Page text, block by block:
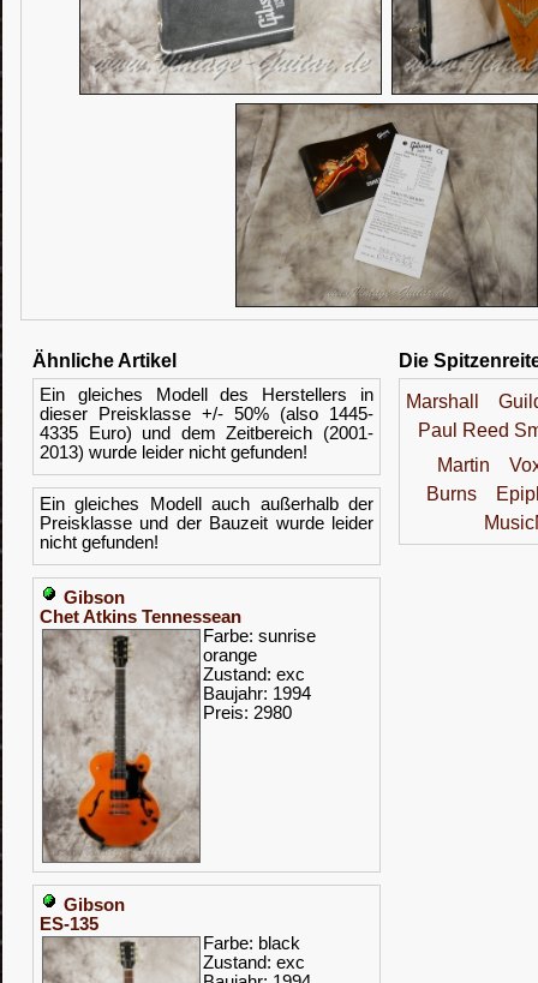
Ähnliche Artikel
Ein gleiches Modell des Herstellers in
dieser Preisklasse +/- 50% (also 1445-
4335 Euro) und dem Zeitbereich (2001-
2013) wurde leider nicht gefunden!
Ein gleiches Modell auch außerhalb der
Preisklasse und der Bauzeit wurde leider
nicht gefunden!
Gibson
Chet Atkins Tennessean
Farbe: sunrise
orange
Zustand: exc
Baujahr: 1994
Preis: 2980
Gibson
ES-135
Farbe: black
Zustand: exc
Die
Marshall
Paul Reed
Martin
Burns